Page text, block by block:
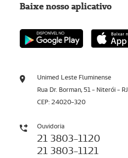
Unimed Leste Fluminense
Rua Dr. Borman, 51 - Niterói - RJ
CEP: 24020-320
Ouvidoria
21 3803-1120
21 3803-1121
Baixe nosso aplicativo